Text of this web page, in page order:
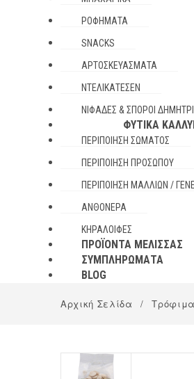
ΡΟΦΉΜΑΤΑ
SNACKS
ΑΡΤΟΣΚΕΥΆΣΜΑΤΑ
ΝΤΕΛΙΚΑΤΈΣΕΝ
ΝΙΦΆΔΕΣ & ΣΠΌΡΟΙ
ΦΥΤΙΚΆ
ΠΕΡΙΠΟΊΗΣΗ ΣΏΜΑΤΟΣ
ΠΕΡΙΠΟΊΗΣΗ ΠΡΟΣΏΠΟΥ
ΠΕΡΙΠΟΊΗΣΗ ΜΑΛΛΙΏΝ /
ΑΝΘΌΝΕΡΑ
ΚΗΡΑΛΟΙΦΈΣ
ΠΡΟΪΌΝΤΑ ΜΈΛΙΣΣΑΣ
ΣΥΜΠΛΗΡΏΜΑΤΑ
BLOG
Αρχική Σελίδα / Τρόφιμα